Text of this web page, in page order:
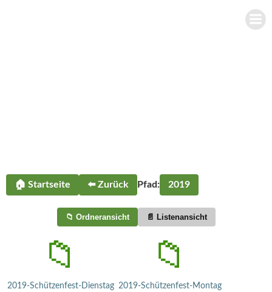
🏠 Startseite ⬅️ Zurück Pfad: 2019
📁 Ordneransicht 📄 Listenansicht
📁
2019-Schützenfest-Dienstag
📁
2019-Schützenfest-Montag